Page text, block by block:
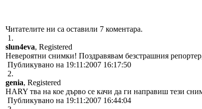
Читателите ни са оставили 7 коментара.
1.
slun4eva, Registered
Невероятни снимки! Поздравявам безстрашния
Публикувано на 19:11:2007 16:17:50
2.
genia, Registered
HARY тва на кое дърво се качи да ги направиш тези
Публикувано на 19:11:2007 16:44:04